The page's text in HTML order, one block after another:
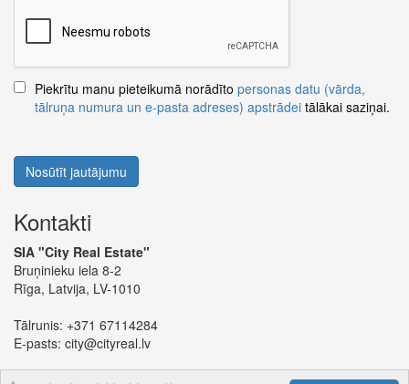
Piekrītu manu pieteikumā norādīto personas datu (vārda,
tālruņa numura un e-pasta adreses) apstrādei tālākai saziņai.
Nosūtīt jautājumu
Kontakti
SIA "City Real Estate"
Bruņinieku iela 8-2
Rīga, Latvija, LV-1010
Tālrunis: +371 67114284
E-pasts: city@cityreal.lv